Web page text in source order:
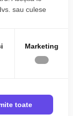
sau culese
Marketing
toate